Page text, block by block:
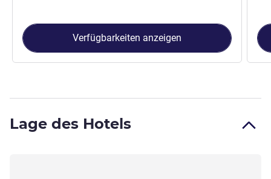
Verfügbarkeiten anzeigen
Lage des Hotels